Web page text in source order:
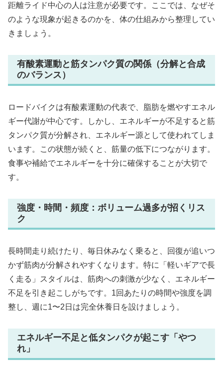
距離ライド中心の人は注意が必要です。ここでは、なぜそ
のような現象が起きるのかを、体の仕組みから整理してい
きましょう。
有酸素運動と筋タンパク質の関係（分解と合成
のバランス）
ロードバイクは有酸素運動の代表で、脂肪を燃やすエネル
ギー代謝が中心です。しかし、エネルギーが不足すると筋
タンパク質が分解され、エネルギー源として使われてしま
います。この状態が続くと、筋量の低下につながります。
食事や補給でエネルギーを十分に確保することが大切で
す。
強度・時間・頻度：ボリューム過多が招くリス
ク
長時間走り続けたり、毎日休みなく乗ると、回復が追いつ
かず筋肉が分解されやすくなります。特に「軽いギアで長
く走る」スタイルは、筋肉への刺激が少なく、エネルギー
不足を引き起こしがちです。1回あたりの時間や強度を調
整し、週に1〜2日は完全休養日を設けましょう。
エネルギー不足と低タンパクが起こす「やつ
れ」